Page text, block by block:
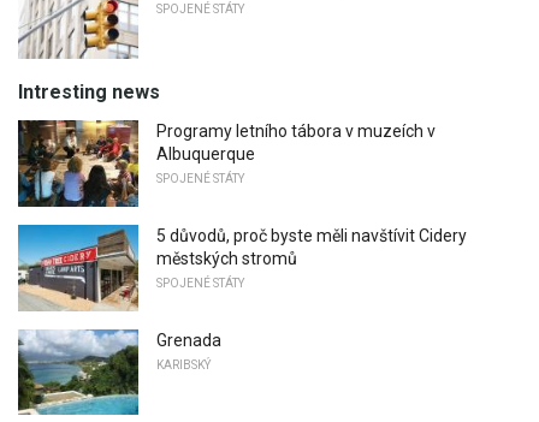
SPOJENÉ STÁTY
Intresting news
Programy letního tábora v muzeích v
Albuquerque
SPOJENÉ STÁTY
5 důvodů, proč byste měli navštívit Cidery
městských stromů
SPOJENÉ STÁTY
Grenada
KARIBSKÝ